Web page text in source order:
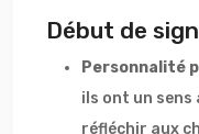
Début de
Personnalité
ils ont un sens
réfléchir aux